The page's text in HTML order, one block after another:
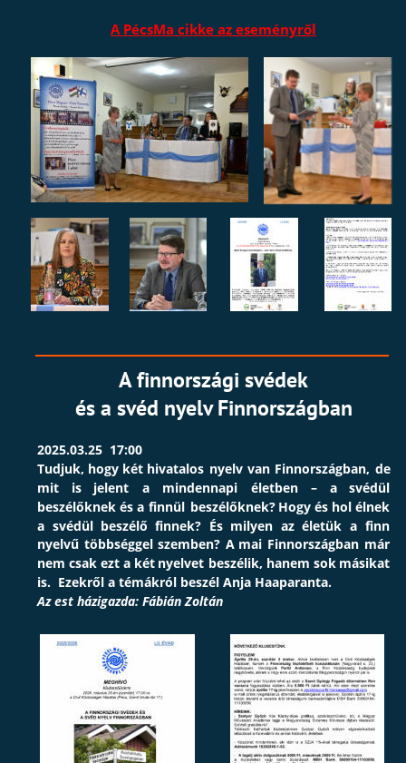
A finnországi svédek
és a svéd nyelv Finnországban
2025.03.25  17:00
Tudjuk, hogy két hivatalos nyelv van Finnországban, de
mit
is jelent a mindennapi életben – a
svédül
beszélőknek és a finnül beszélőknek? Hogy és hol élnek
a svédül beszélő finnek? És milyen az életük a finn
nyelvű többséggel szemben? A mai Finnországban már
nem csak ezt a két nyelvet beszélik, hanem sok másikat
is.  Ezekről a témákról beszél Anja Haaparanta.
Az est házigazda: Fábián Zoltán
A PécsMa cikke az eseményről